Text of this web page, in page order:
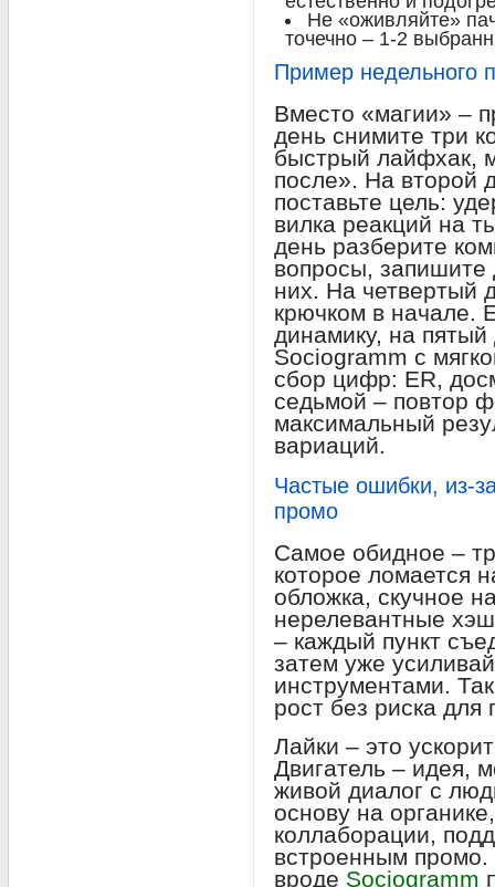
Не «оживляйте»
точечно – 1-2
Пример недельного
Вместо «магии» –
день снимите три
быстрый лайфхак,
после». На второй
поставьте цель:
вилка реакций на
день разберите
вопросы, запишите
них. На четвертый
крючком в начале.
динамику, на пятый
Sociogramm с
сбор цифр: ER,
седьмой – повтор
максимальный
вариаций.
Частые ошибки, из-
промо
Самое обидное –
которое ломается
обложка, скучное
нерелевантные
– каждый пункт
затем уже
инструментами.
рост без риска для
Лайки – это
Двигатель – идея,
живой диалог с
основу на
коллаборации,
встроенным
вроде Sociogramm